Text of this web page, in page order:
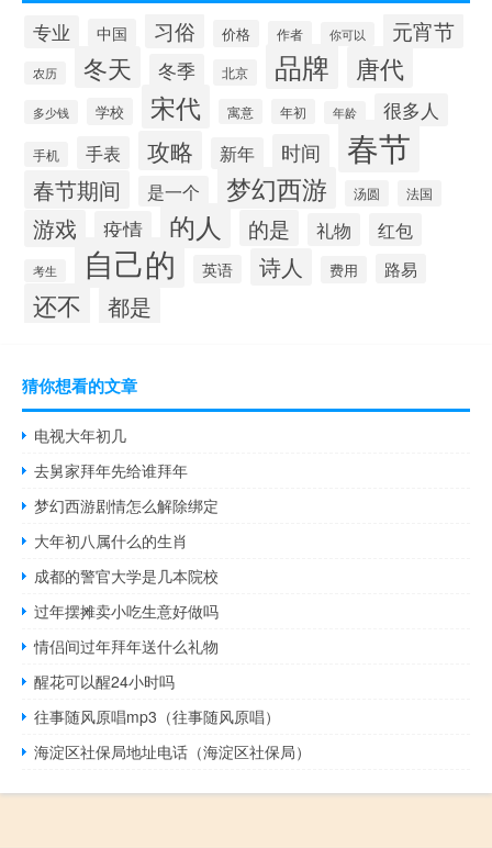
专业 中国 习俗 价格 作者 你可以 元宵节
农历 冬天 冬季 北京 品牌 唐代
多少钱 学校 宋代 寓意 年初 年龄 很多人
手机 手表 攻略 新年 时间 春节
春节期间 是一个 梦幻西游 汤圆 法国
游戏 疫情 的人 的是 礼物 红包
考生 自己的 英语 诗人 费用 路易
还不 都是
猜你想看的文章
电视大年初几
去舅家拜年先给谁拜年
梦幻西游剧情怎么解除绑定
大年初八属什么的生肖
成都的警官大学是几本院校
过年摆摊卖小吃生意好做吗
情侣间过年拜年送什么礼物
醒花可以醒24小时吗
往事随风原唱mp3（往事随风原唱）
海淀区社保局地址电话（海淀区社保局）